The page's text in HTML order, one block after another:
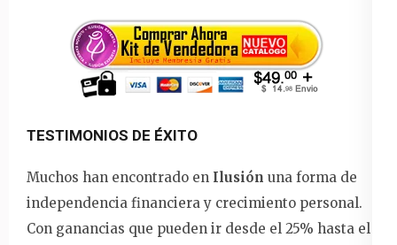
TESTIMONIOS DE ÉXITO
Muchos han encontrado en Ilusión una forma de
independencia financiera y crecimiento personal.
Con ganancias que pueden ir desde el 25% hasta el